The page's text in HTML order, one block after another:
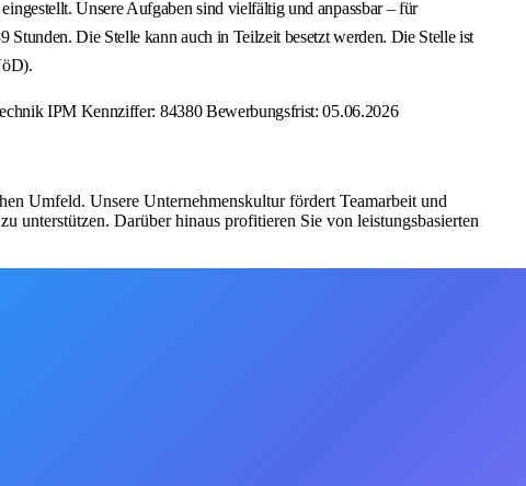
Unsere Aufgaben sind vielfältig und anpassbar – für
Die Stelle kann auch in Teilzeit besetzt werden. Die Stelle ist
IPM Kennziffer: 84380 Bewerbungsfrist: 05.06.2026
Umfeld. Unsere Unternehmenskultur fördert Teamarbeit und
Darüber hinaus profitieren Sie von leistungsbasierten